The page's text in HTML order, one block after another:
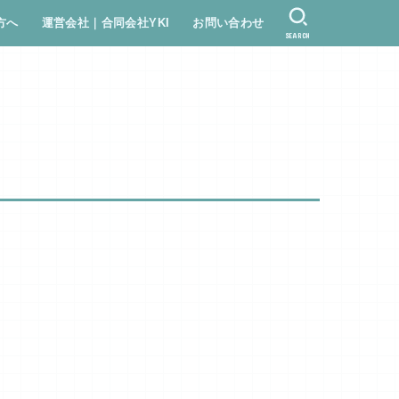
へ 運営会社｜合同会社YKI お問い合わせ
SEARCH